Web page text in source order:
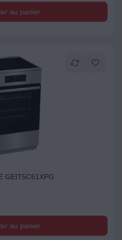
au panier
GEIT5C61XPG
au panier